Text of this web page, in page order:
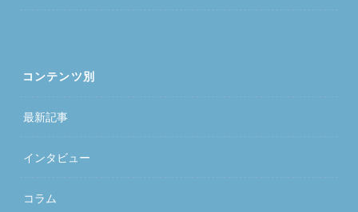
コンテンツ別
最新記事
インタビュー
コラム